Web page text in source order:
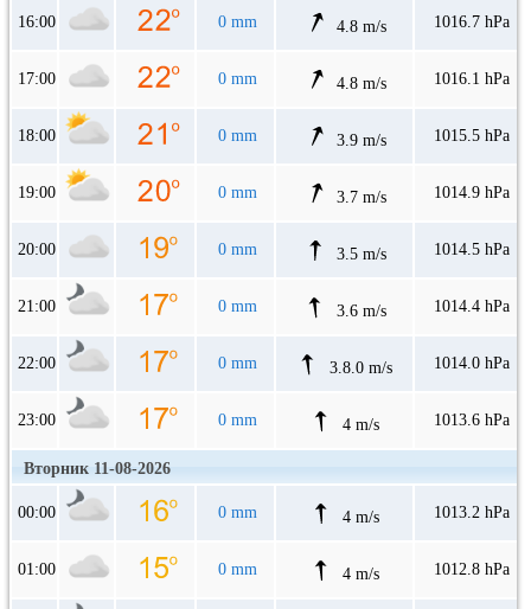
16:00 0 mm 4.8 m/s 1016.7 hPa
17:00 0 mm 4.8 m/s 1016.1 hPa
18:00 0 mm 3.9 m/s 1015.5 hPa
19:00 0 mm 3.7 m/s 1014.9 hPa
20:00 0 mm 3.5 m/s 1014.5 hPa
21:00 0 mm 3.6 m/s 1014.4 hPa
22:00 0 mm 3.8.0 m/s 1014.0 hPa
23:00 0 mm 4 m/s 1013.6 hPa
Вторник 11-08-2026
00:00 0 mm 4 m/s 1013.2 hPa
01:00 0 mm 4 m/s 1012.8 hPa